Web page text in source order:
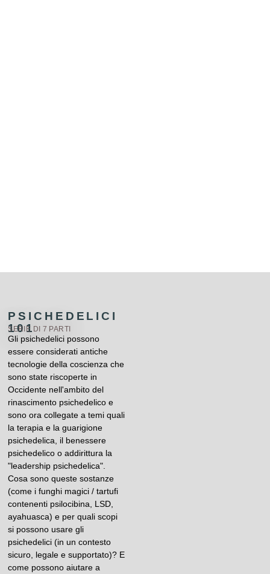
PSICHEDELICI
101
SERIE DI 7 PARTI
Gli psichedelici possono
essere considerati antiche
tecnologie della coscienza che
sono state riscoperte in
Occidente nell'ambito del
rinascimento psichedelico e
sono ora collegate a temi quali
la terapia e la guarigione
psichedelica, il benessere
psichedelico o addirittura la
"leadership psichedelica".
Cosa sono queste sostanze
(come i funghi magici / tartufi
contenenti psilocibina, LSD,
ayahuasca) e per quali scopi
si possono usare gli
psichedelici (in un contesto
sicuro, legale e supportato)? E
come possono aiutare a